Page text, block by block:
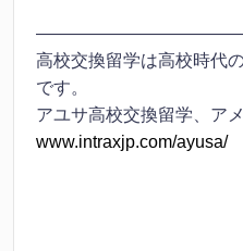
高校交換留学は高校時代
です。
アユサ高校交換留学、ア
www.intraxjp.com/ayusa/